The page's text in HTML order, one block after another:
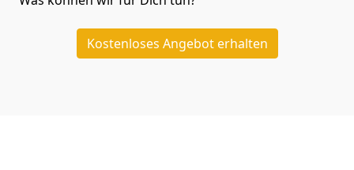
Kostenloses Angebot erhalten